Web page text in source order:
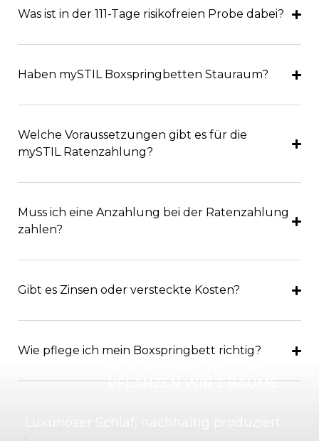
Was ist in der 111-Tage risikofreien Probe dabei?
Haben mySTIL Boxspringbetten Stauraum?
Welche Voraussetzungen gibt es für die
mySTIL Ratenzahlung?
Muss ich eine Anzahlung bei der Ratenzahlung
zahlen?
Gibt es Zinsen oder versteckte Kosten?
Wie pflege ich mein Boxspringbett richtig?
PFLANZEN WIR 2 BÄUME